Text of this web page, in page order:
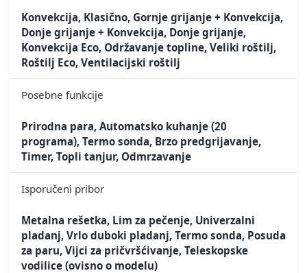
Konvekcija, Klasično, Gornje grijanje + Konvekcija,
Donje grijanje + Konvekcija, Donje grijanje,
Konvekcija Eco, Održavanje topline, Veliki roštilj,
Roštilj Eco, Ventilacijski roštilj
Posebne funkcije
Prirodna para, Automatsko kuhanje (20
programa), Termo sonda, Brzo predgrijavanje,
Timer, Topli tanjur, Odmrzavanje
Isporučeni pribor
Metalna rešetka, Lim za pečenje, Univerzalni
pladanj, Vrlo duboki pladanj, Termo sonda, Posuda
za paru, Vijci za pričvršćivanje, Teleskopske
vodilice (ovisno o modelu)